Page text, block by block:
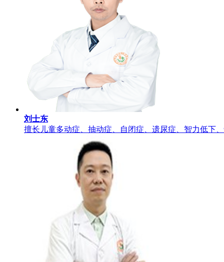
刘士东
擅长儿童多动症、抽动症、自闭症、遗尿症、智力低下